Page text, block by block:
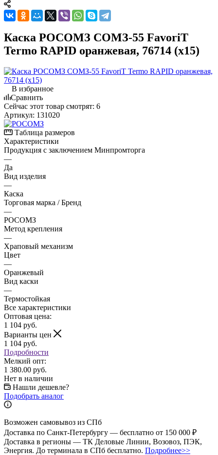
Каска РОСОМЗ СОМЗ-55 FavoriT
Termo RAPID оранжевая, 76714 (х15)
В избранное
Сравнить
Сейчас этот товар смотрят: 6
Артикул: 131020
Таблица размеров
Характеристики
Продукция с заключением Минпромторга
—
Да
Вид изделия
—
Каска
Торговая марка / Бренд
—
РОСОМЗ
Метод крепления
—
Храповый механизм
Цвет
—
Оранжевый
Вид каски
—
Термостойкая
Все характеристики
Оптовая цена:
1 104 руб.
Варианты цен
1 104 руб.
Подробности
Мелкий опт:
1 380.00 руб.
Нет в наличии
Нашли дешевле?
Подобрать аналог
Возможен самовывоз из СПб
Доставка по Санкт-Петербургу — бесплатно от 150 000 ₽
Доставка в регионы — ТК Деловые Линии, Возовоз, ПЭК,
Энергия. До терминала в СПб бесплатно. Подробнее>>